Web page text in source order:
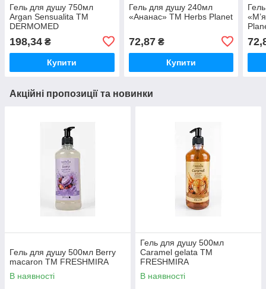
Гель для душу 750мл
Argan Sensualita ТМ
DERMOMED
198,34 ₴
Купити
Гель для душу 240мл
«Ананас» ТМ Herbs Planet
72,87₴
Купити
Акційні пропозиції та новинки
Гель для душу 500мл Berry
macaron ТМ FRESHMIRA
В наявності
Гель для душу 500мл
Caramel gelata ТМ
FRESHMIRA
В наявності